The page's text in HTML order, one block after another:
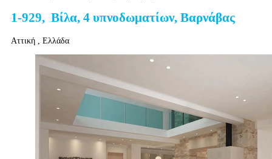
1-929, Βίλα, 4 υπνοδωματίων, Βαρνάβας
Αττική , Ελλάδα